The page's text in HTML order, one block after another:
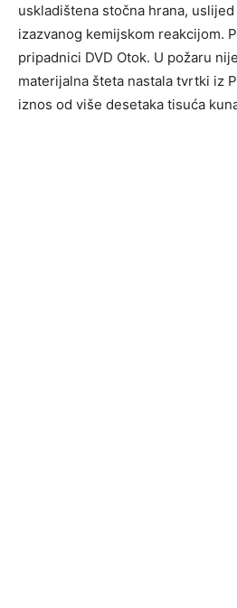
uskladištena stočna hrana,
izazvanog kemijskom reakcijom.
pripadnici DVD Otok. U požaru
materijalna šteta nastala tvrtki iz
iznos od više desetaka tisuća